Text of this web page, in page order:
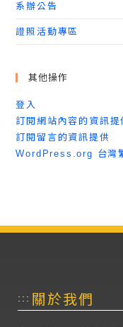
系辦公告
證照活動專區
其他操作
登入
訂閱網站內容的資訊提
訂閱留言的資訊提供
WordPress.org 台灣
::: 關於我們